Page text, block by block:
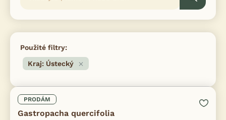
Použité filtry:
Kraj: Ústecký
PRODÁM
Gastropacha quercifolia